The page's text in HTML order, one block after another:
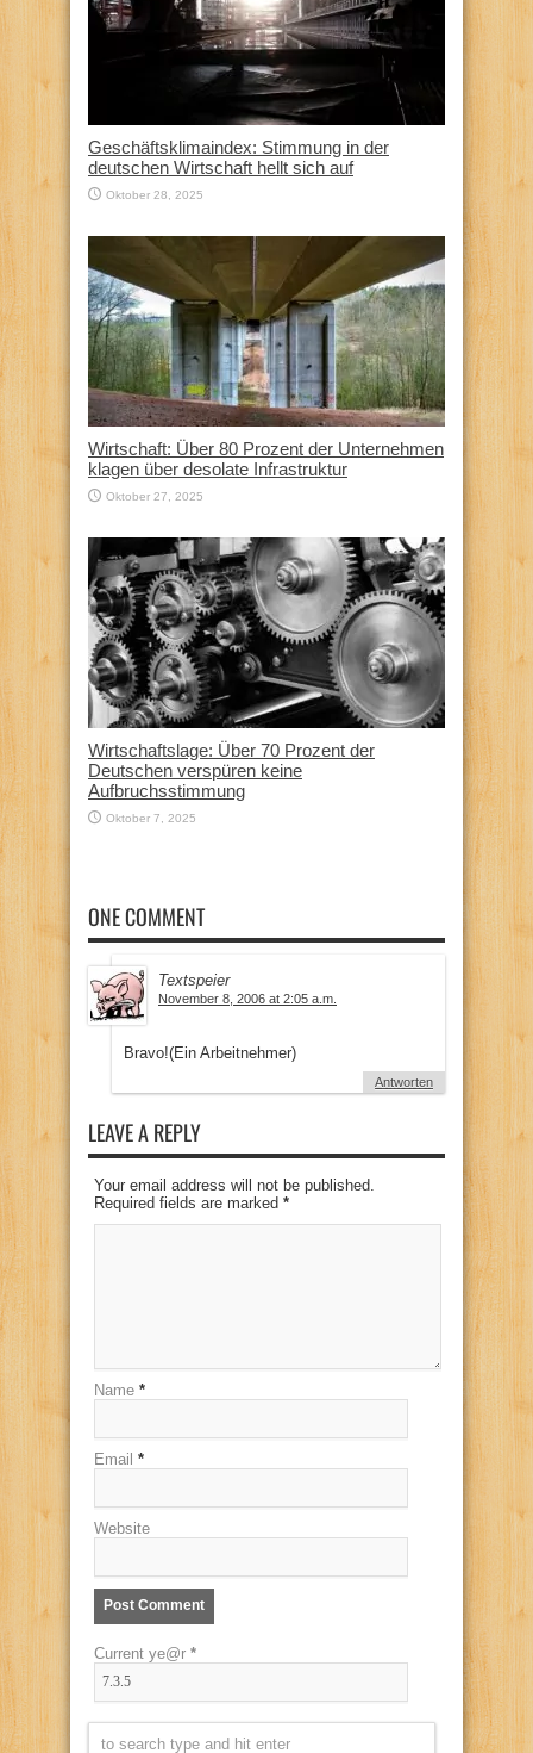
Geschäftsklimaindex: Stimmung in der
deutschen Wirtschaft hellt sich auf
Oktober 28, 2025
Wirtschaft: Über 80 Prozent der Unternehmen
klagen über desolate Infrastruktur
Oktober 27, 2025
Wirtschaftslage: Über 70 Prozent der
Deutschen verspüren keine
Aufbruchsstimmung
Oktober 7, 2025
ONE COMMENT
Textspeier
November 8, 2006 at 2:05 a.m.
Bravo!(Ein Arbeitnehmer)
Antworten
LEAVE A REPLY
Your email address will not be published.
Required fields are marked *
Name *
Email *
Website
Current ye@r *